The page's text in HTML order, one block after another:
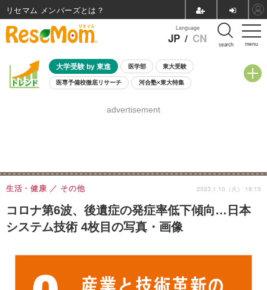
menu
Language
JP / CN search
大学受験 by 東進 医学部 東大受験
医専予備校徹底リサーチ 河合塾×東大特集
8月開催学校説明会・相談会
advertisement
コロナ第6波、後遺症の発症率低下傾向…日本
システム技術 4枚目の写真・画像
生活・健康 その他 2023.1.10（火） 18:15
リセマム メンバーズ